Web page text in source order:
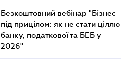
Безкоштовний вебінар "Бізнес
під прицілом: як не стати ціллю
банку, податкової та БЕБ у
2026"